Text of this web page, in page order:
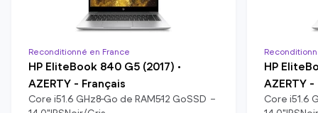
Reconditionné en France
HP EliteBook 840 G5 (2017) •
AZERTY - Français
Core i51.6 GHz8Go de RAM512 GoSSD
HP
AZERTY
Core i51.6